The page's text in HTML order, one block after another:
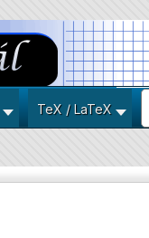
TeX / LaTeX